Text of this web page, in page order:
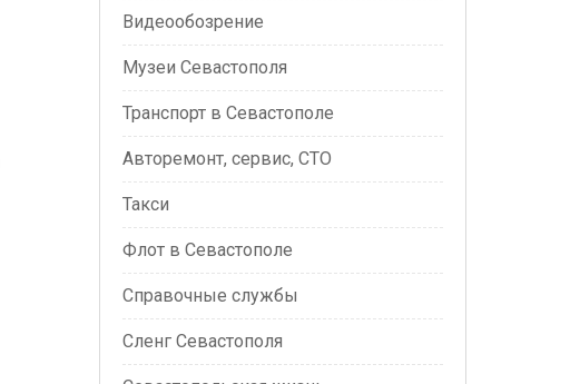
Видеообозрение
Музеи Севастополя
Транспорт в Севастополе
Авторемонт, сервис, СТО
Такси
Флот в Севастополе
Справочные службы
Сленг Севастополя